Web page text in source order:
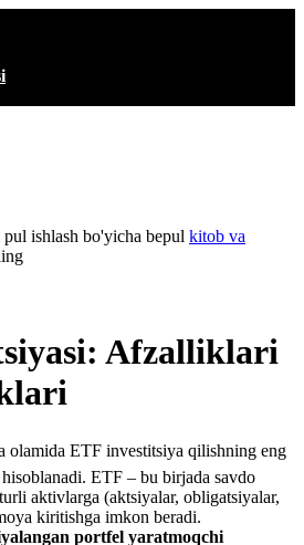
ishlash bo'yicha bepul kitob va
Afzalliklari
olamida ETF investitsiya qilishning eng
ETF – bu birjada savdo
aktivlarga (aktsiyalar, obligatsiyalar,
kiritishga imkon beradi.
portfel yaratmoqchi